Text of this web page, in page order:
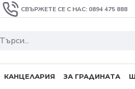
СВЪРЖЕТЕ СЕ С НАС: 0894 475 888
КАНЦЕЛАРИЯ ЗА ГРАДИНАТА